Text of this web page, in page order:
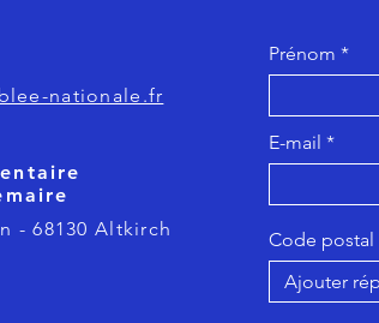
nationale.fr
- 68130 Altkirch
Prénom
E-mail
Code postal